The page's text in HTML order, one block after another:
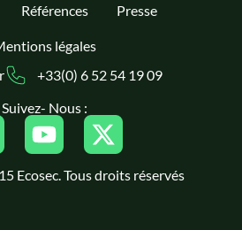
Références Presse
légales
+33(0) 6 52 54 19 09
Suivez- Nous :
Ecosec. Tous droits réservés